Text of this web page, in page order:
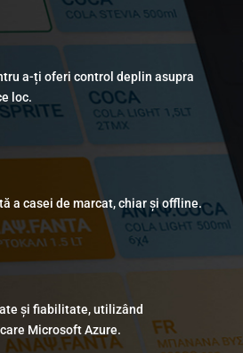
a-ți oferi control deplin asupra
loc.
a casei de marcat, chiar și offline.
și fiabilitate, utilizând
Microsoft Azure.